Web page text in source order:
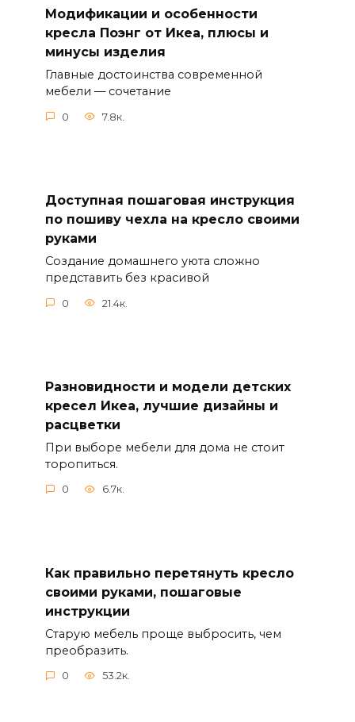
Модификации и особенности
кресла Поэнг от Икеа, плюсы и
минусы изделия
Главные достоинства современной
мебели — сочетание
0 7.8к.
Доступная пошаговая инструкция
по пошиву чехла на кресло своими
руками
Создание домашнего уюта сложно
представить без красивой
0 21.4к.
Разновидности и модели детских
кресел Икеа, лучшие дизайны и
расцветки
При выборе мебели для дома не стоит
торопиться.
0 6.7к.
Как правильно перетянуть кресло
своими руками, пошаговые
инструкции
Старую мебель проще выбросить, чем
преобразить.
0 53.2к.